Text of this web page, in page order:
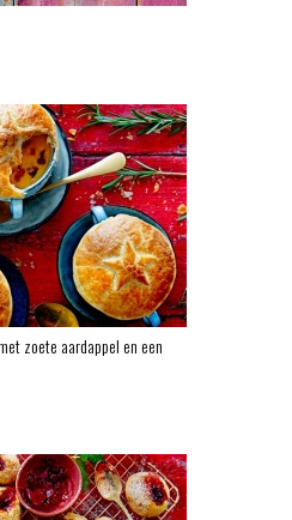
zoete aardappel en een